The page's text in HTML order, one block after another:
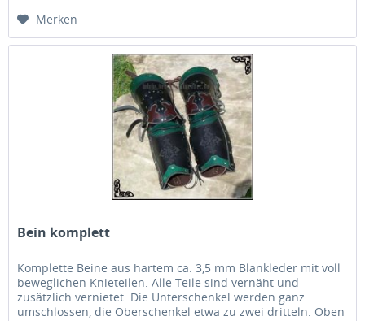
Merken
Bein komplett
Komplette Beine aus hartem ca. 3,5 mm Blankleder mit voll
beweglichen Knieteilen. Alle Teile sind vernäht und
zusätzlich vernietet. Die Unterschenkel werden ganz
umschlossen, die Oberschenkel etwa zu zwei dritteln. Oben